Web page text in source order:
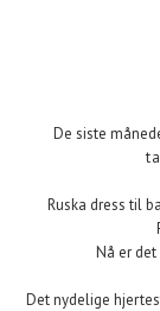
De siste
Ruska dress til
Nå er
Det nydelige